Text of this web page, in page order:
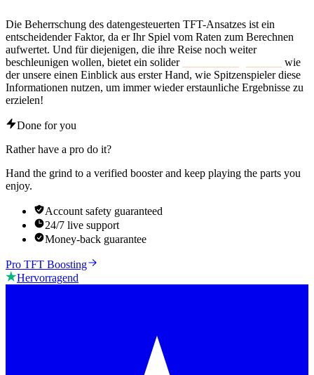
Die Beherrschung des datengesteuerten TFT-Ansatzes ist ein
entscheidender Faktor, da er Ihr Spiel vom Raten zum Berechnen
aufwertet. Und für diejenigen, die ihre Reise noch weiter
beschleunigen wollen, bietet ein solider
wie
der unsere einen Einblick aus erster Hand, wie Spitzenspieler diese
Informationen nutzen, um immer wieder erstaunliche Ergebnisse zu
erzielen!
Done for you
Rather have a pro do it?
Hand the grind to a verified booster and keep playing the parts you
enjoy.
Account safety guaranteed
24/7 live support
Money-back guarantee
Pro TFT Boosting
Hervorragend